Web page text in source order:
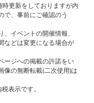
更新をしておりますが内
で、事前にご確認のう
イベントの開催情報、
などは変更になる場合が
ージへの掲載の許諾をい
像の無断転載(二次使用)は
表示です。